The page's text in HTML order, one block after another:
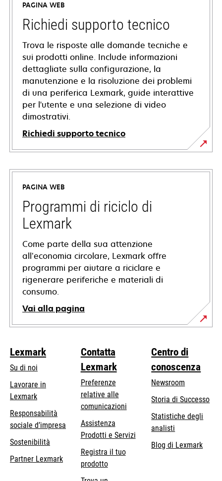
PAGINA WEB
Richiedi supporto tecnico
Trova le risposte alle domande tecniche e
sui prodotti online. Include informazioni
dettagliate sulla configurazione, la
manutenzione e la risoluzione dei problemi
di una periferica Lexmark, guide interattive
per l'utente e una selezione di video
dimostrativi.
Richiedi supporto tecnico
si
apre
una
nuova
scheda
PAGINA WEB
Programmi di riciclo di
Lexmark
Come parte della sua attenzione
all’economia circolare, Lexmark offre
programmi per aiutare a riciclare e
rigenerare periferiche e materiali di
consumo.
Vai alla pagina
Lexmark
Su di noi
Lavorare in
Lexmark
Responsabilità
sociale d’impresa
Sostenibilità
Partner Lexmark
Contatta
Lexmark
Preferenze
relative alle
comunicazioni
Assistenza
Prodotti e Servizi
Registra il tuo
prodotto
Centro di
conoscenza
Newsroom
Storia di Successo
Statistiche degli
analisti
Blog di Lexmark